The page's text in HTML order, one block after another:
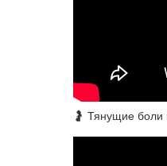
🤰 Тянущие боли